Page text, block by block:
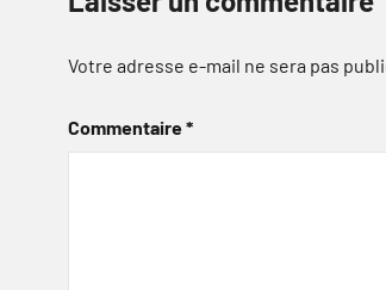
Votre adresse e-mail ne sera pas
Commentaire*